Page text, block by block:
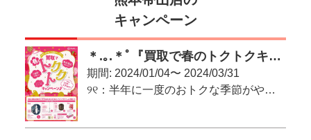
キャンペーン
＊.｡.＊ﾟ『買取で春のトクトクキャンペーン♪』＊.｡.＊ﾟ
期間: 2024/01/04〜 2024/03/31
୨୧：半年に一度のおトクな季節がやってきた！：୨୧